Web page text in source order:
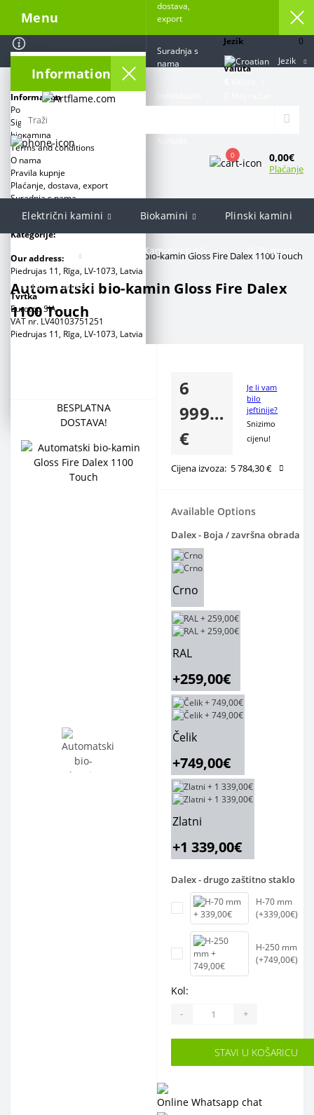
Menu
Information
Information
Politika privatnosti
Sigurnosne mjere za korištenje
biokamina
Terms and conditions
O nama
Pravila kupnje
Plaćanje, dostava, export
Suradnja s nama
Individualni projekt
Kategorije:
Our address:
Piedrujas 11, Rīga, LV-1073, Latvia
Tvrtka
Eurotop SIA
VAT nr. LV40103751251
Piedrujas 11, Rīga, LV-1073, Latvia
dostava,
export
Suradnja s
nama
projekt
Jezik
Jezik
Valuta
0
0 0,00€
Plaćanje
Električni kamini Biokamini Plinski kamini
Kamini i peći % Popust
Robne marke
Artflame.com Automatski bio-kamin Gloss Fire Dalex 1100 Touch
Automatski bio-kamin Gloss Fire Dalex
1100 Touch
BESPLATNA
DOSTAVA!
6
999,00
€
Je li vam
bilo
jeftinije?
Snizimo
cijenu!
Cijena izvoza: 5 784,30 €
Available Options
Dalex - Boja / završna obrada
Crno
RAL
+259,00€
Čelik
+749,00€
Zlatni
+1 339,00€
Dalex - drugo zaštitno staklo
H-70 mm
(+339,00€)
H-250 mm
(+749,00€)
Kol:
- +
STAVI U KOŠARICU
Online Whatsapp chat